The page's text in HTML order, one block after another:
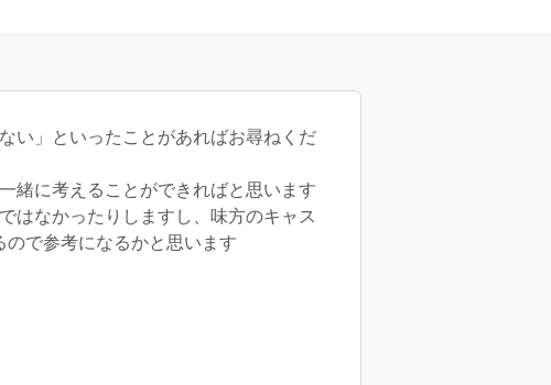
い」といったことがあればお尋ねくだ
緒に考えることができればと思います
はなかったりしますし、味方のキャス
ので参考になるかと思います